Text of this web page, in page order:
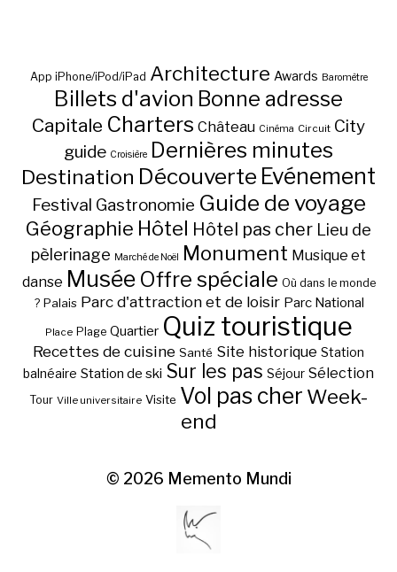
App iPhone/iPod/iPad Architecture Awards Baromètre
Billets d'avion Bonne adresse
Capitale Charters Château Cinéma Circuit City
guide Croisière Dernières minutes
Destination Découverte Evénement
Festival Gastronomie Guide de voyage
Géographie Hôtel Hôtel pas cher Lieu de
pèlerinage Marché de Noël Monument Musique et
danse Musée Offre spéciale Où dans le monde
? Palais Parc d'attraction et de loisir Parc National
Place Plage Quartier Quiz touristique
Recettes de cuisine Santé Site historique Station
balnéaire Station de ski Sur les pas Séjour Sélection
Tour Ville universitaire Visite Vol pas cher Week-
end
© 2026 Memento Mundi